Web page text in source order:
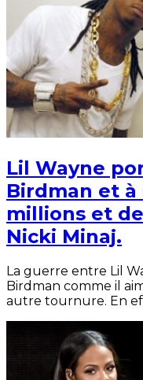
Lil Wayne
Birdman et à
millions et
Nicki Minaj.
La guerre entre Lil
Birdman comme il
autre tournure. En